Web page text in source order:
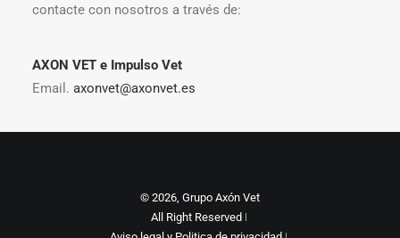
contacte con nosotros a través de:
AXON VET e Impulso Vet
Email. axonvet@axonvet.es
© 2026, Grupo Axón Vet
All Right Reserved ǀ